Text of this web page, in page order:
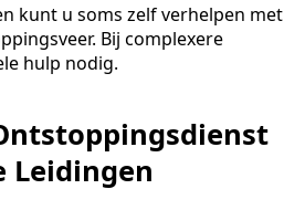
kunt u soms zelf verhelpen met
Bij complexere
hulp nodig.
Leidingen